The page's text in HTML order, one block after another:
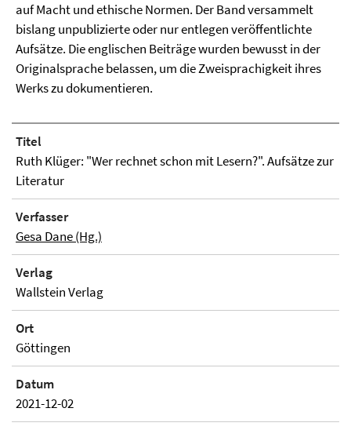
auf Macht und ethische Normen. Der Band versammelt
bislang unpublizierte oder nur entlegen veröffentlichte
Aufsätze. Die englischen Beiträge wurden bewusst in der
Originalsprache belassen, um die Zweisprachigkeit ihres
Werks zu dokumentieren.
Titel
Ruth Klüger: "Wer rechnet schon mit Lesern?". Aufsätze zur
Literatur
Verfasser
Gesa Dane (Hg.)
Verlag
Wallstein Verlag
Ort
Göttingen
Datum
2021-12-02